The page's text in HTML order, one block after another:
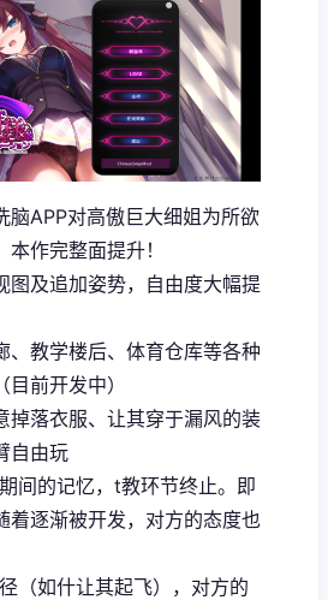
脑APP对高傲巨大细姐为所欲
作完整面提升！
图及追加姿势，自由度大幅提
、教学楼后、体育仓库等各种
前开发中）
掉落衣服、让其穿于漏风的装
自由玩
间的记忆，t教环节终止。即
着逐渐被开发，对方的态度也
（如什让其起飞），对方的